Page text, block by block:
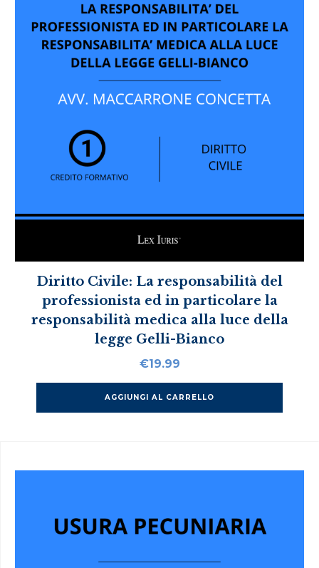
Diritto Civile: La responsabilità del
professionista ed in particolare la
responsabilità medica alla luce della
legge Gelli-Bianco
€19.99
AGGIUNGI AL CARRELLO